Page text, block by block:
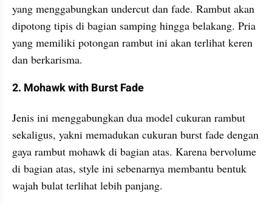
yang menggabungkan undercut dan fade. Rambut akan
dipotong tipis di bagian samping hingga belakang. Pria
yang memiliki potongan rambut ini akan terlihat keren
dan berkarisma.
2. Mohawk with Burst Fade
Jenis ini menggabungkan dua model cukuran rambut
sekaligus, yakni memadukan cukuran burst fade dengan
gaya rambut mohawk di bagian atas. Karena bervolume
di bagian atas, style ini sebenarnya membantu bentuk
wajah bulat terlihat lebih panjang.